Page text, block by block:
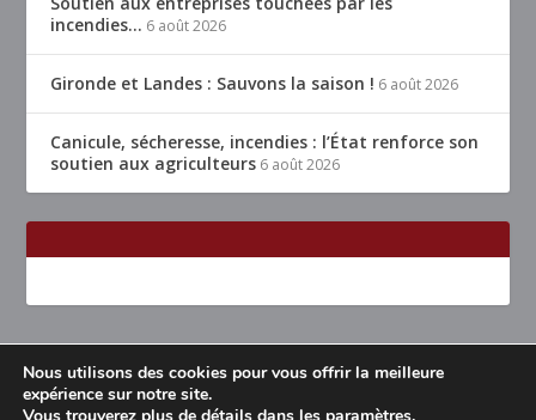
incendies… 6 août 2026
Gironde et Landes : Sauvons la saison ! 6 août 2026
Canicule, sécheresse, incendies : l’État renforce son
soutien aux agriculteurs 6 août 2026
Conçu parElegant Themes | Propulsé parWordPress
Nous utilisons des cookies pour vous offrir la meilleure
expérience sur notre site.